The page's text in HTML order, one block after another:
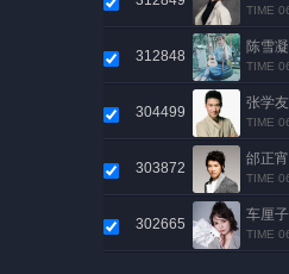
TIME
312848
陈雪
TIME
304499
张学
TIME
303872
邰正
TIME
302665
车厘
TIME